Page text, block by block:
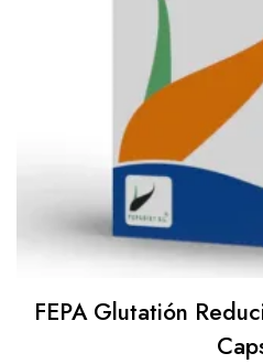
FEPA Glutatión